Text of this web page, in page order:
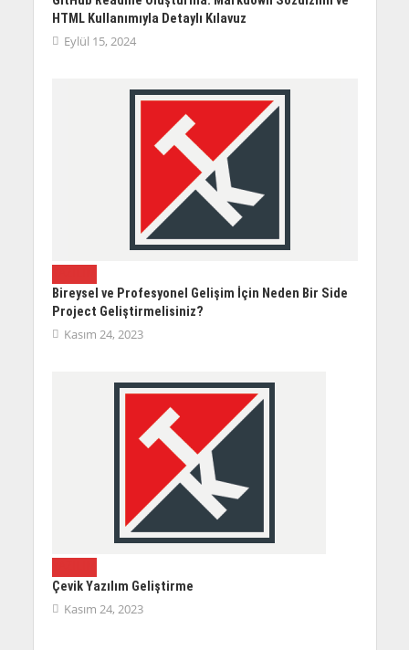
HTML Kullanımıyla Detaylı Kılavuz
Eylül 15, 2024
Bireysel ve Profesyonel Gelişim İçin Neden Bir Side
Project Geliştirmelisiniz?
Kasım 24, 2023
Çevik Yazılım Geliştirme
Kasım 24, 2023